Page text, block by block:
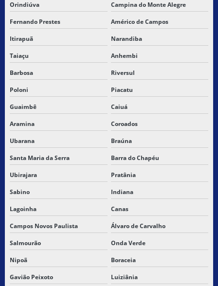
Orindiúva Campina do Monte Alegre
Fernando Prestes Américo de Campos
Itirapuã Narandiba
Taiaçu Anhembi
Barbosa Riversul
Poloni Piacatu
Guaimbê Caiuá
Aramina Coroados
Ubarana Braúna
Santa Maria da Serra Barra do Chapéu
Ubirajara Pratânia
Sabino Indiana
Lagoinha Canas
Campos Novos Paulista Álvaro de Carvalho
Salmourão Onda Verde
Nipoã Boraceia
Gavião Peixoto Luiziânia